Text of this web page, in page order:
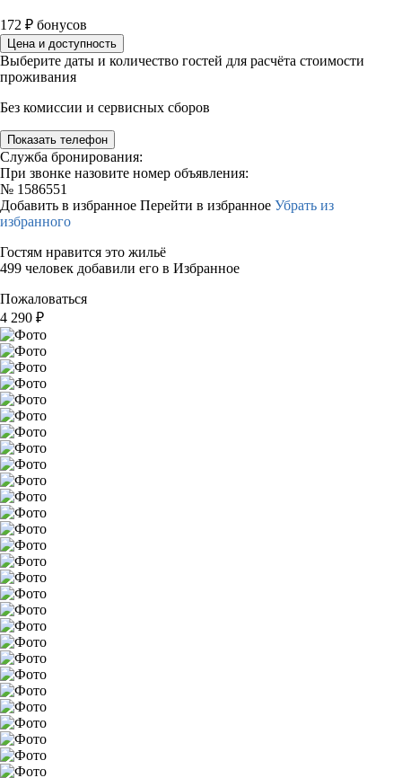
172 ₽ бонусов
Цена и доступность
Выберите даты и количество гостей для расчёта стоимости
проживания
Без комиссии и сервисных сборов
Показать телефон
Служба бронирования:
При звонке назовите номер объявления:
№ 1586551
Добавить в избранное Перейти в избранное Убрать из
избранного
Гостям нравится это жильё
499 человек добавили его в Избранное
Пожаловаться
4 290 ₽